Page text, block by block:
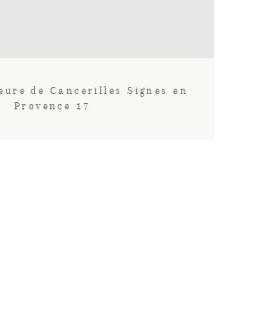
de Cancerilles Signes en
Provence 17